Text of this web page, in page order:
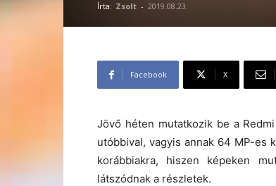
Írta: Zsolt - 2019.08.23.
Facebook X
Jövő héten mutatkozik be a
utóbbival, vagyis annak 64 MP-es
korábbiakra, hiszen képeken
látszódnak a részletek.